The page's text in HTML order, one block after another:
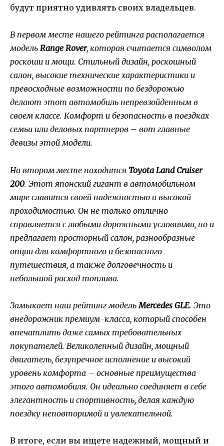
будут приятно удивлять своих владельцев.
В первом месте нашего рейтинга располагается
модель Range Rover, которая считается символом
роскоши и мощи. Стильный дизайн, роскошный
салон, высокие технические характеристики и
превосходные возможности по бездорожью
делают этот автомобиль непревзойденным в
своем классе. Комфорт и безопасность в поездках
семьи или деловых партнеров – вот главные
девизы этой модели.
На втором месте находится Toyota Land Cruiser
200. Этот японский гигант в автомобильном
мире славится своей надежностью и высокой
проходимостью. Он не только отлично
справляется с любыми дорожными условиями, но и
предлагает просторный салон, разнообразные
опции для комфортного и безопасного
путешествия, а также долговечность и
небольшой расход топлива.
Замыкает наш рейтинг модельMercedes GLE. Это
внедорожник премиум-класса, который способен
впечатлить даже самых требовательных
покупателей. Великолепный дизайн, мощный
двигатель, безупречное исполнение и высокий
уровень комфорта – основные преимущества
этого автомобиля. Он идеально соединяет в себе
элегантность и спортивность, делая каждую
поездку неповторимой и увлекательной.
В итоге, если вы ищете надежный, мощный и